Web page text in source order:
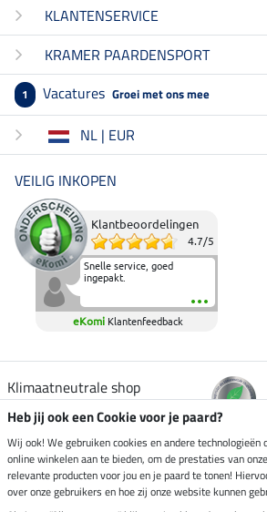
KLANTENSERVICE
KRAMER PAARDENSPORT
1 Vacatures Groei met ons mee
NL | EUR
VEILIG INKOPEN
Klantbeoordelingen
4.7/5
Snelle service, goed
ingepakt.
eKomi Klantenfeedback
Klimaatneutrale shop
Verzending per
Heb jij ook een Cookie voor je paard?
Wij ook! We gebruiken cookies en andere
online winkelen aan te bieden, om de prestaties van
relevante producten voor jou en je paard te tonen!
over onze gebruikers en hoe zij onze website kunnen